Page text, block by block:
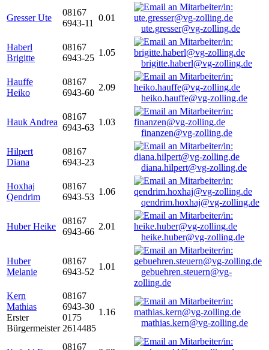
Gresser Ute
08167
6943-11
0.01
ute.gresser@vg-zolling.de
Haberl
Brigitte
08167
6943-25
1.05
brigitte.haberl@vg-zolling.de
Hauffe
Heiko
08167
6943-60
2.09
heiko.hauffe@vg-zolling.de
Hauk Andrea
08167
6943-63
1.03
finanzen@vg-zolling.de
Hilpert
Diana
08167
6943-23
diana.hilpert@vg-zolling.de
Hoxhaj
Qendrim
08167
6943-53
1.06
qendrim.hoxhaj@vg-zolling.de
Huber Heike
08167
6943-66
2.01
heike.huber@vg-zolling.de
Huber
Melanie
08167
6943-52
1.01
gebuehren.steuern@vg-
zolling.de
Kern
Mathias
Erster
Bürgermeister
08167
6943-30
0175
2614485
1.16
mathias.kern@vg-zolling.de
08167